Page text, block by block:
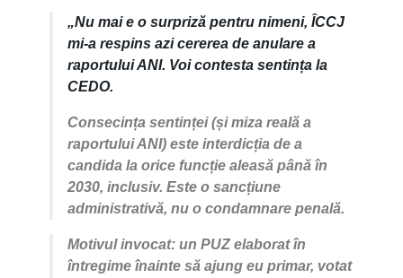
„Nu mai e o surpriză pentru nimeni, ÎCCJ
mi-a respins azi cererea de anulare a
raportului ANI. Voi contesta sentința la
CEDO.
Consecința sentinței (și miza reală a
raportului ANI) este interdicția de a
candida la orice funcție aleasă până în
2030, inclusiv. Este o sancțiune
administrativă, nu o condamnare penală.
Motivul invocat: un PUZ elaborat în
întregime înainte să ajung eu primar, votat